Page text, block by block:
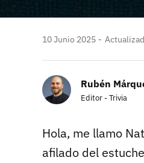
10 Junio 2025
Rubén
Editor - Trivia
Hola, me llamo
afilado del